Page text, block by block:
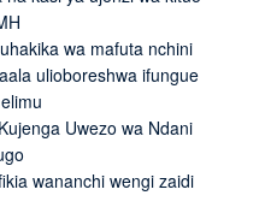
wa mafuta nchini
ulioboreshwa ifungue
Uwezo wa Ndani
wananchi wengi zaidi